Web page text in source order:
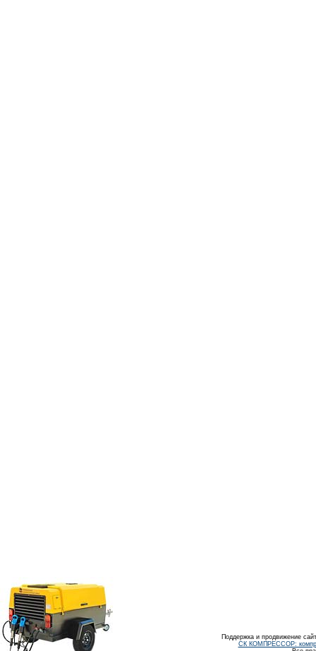
Поддержка и продвижение
СК КОМПРЕССОР: